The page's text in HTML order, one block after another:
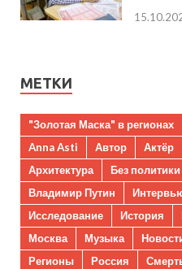
МЕТКИ
"Золотая Маска" в регионах
Anna Asti
Автор Актёр
Архитектура
Без политики
Владимир Путин
Исследование
История
Москва
Музыка
Регионы
Россия